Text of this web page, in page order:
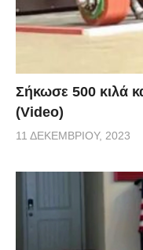
Σήκωσε 500 κιλά
(Video)
11 ΔΕΚΕΜΒΡΊΟΥ, 2023